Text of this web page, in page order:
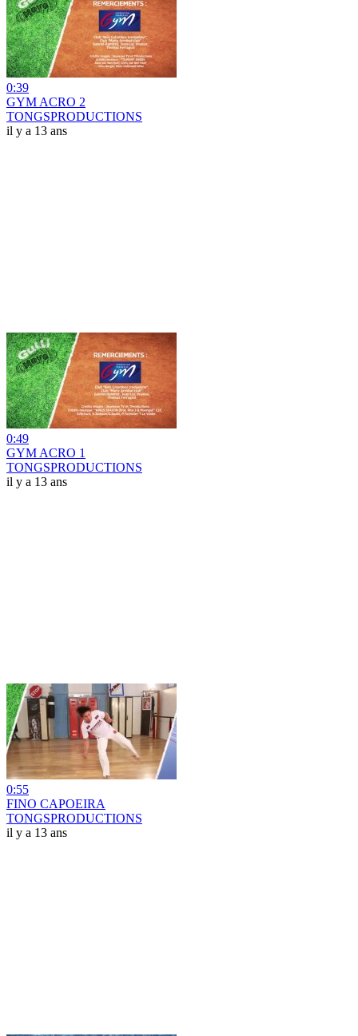
0:39
GYM ACRO 2
TONGSPRODUCTIONS
il y a 13 ans
0:49
GYM ACRO 1
TONGSPRODUCTIONS
il y a 13 ans
0:55
FINO CAPOEIRA
TONGSPRODUCTIONS
il y a 13 ans